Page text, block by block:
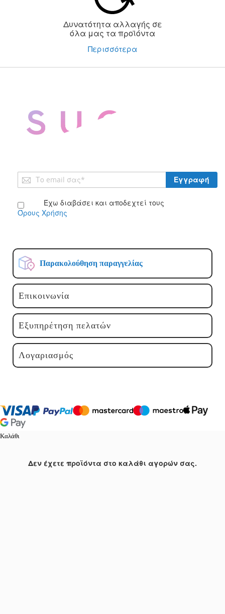
Δυνατότητα αλλαγής σε
όλα μας τα προϊόντα
Περισσότερα
Παρακολούθηση παραγγελίας
Επικοινωνία
Εξυπηρέτηση πελατών
Λογαριασμός
Εγγραφή
στο
Δελτίο: Έχω διαβάσει και αποδεχτεί τους
Όρους Χρήσης
Εγγραφή
Καλάθι
Δεν έχετε προϊόντα στο καλάθι αγορών σας.